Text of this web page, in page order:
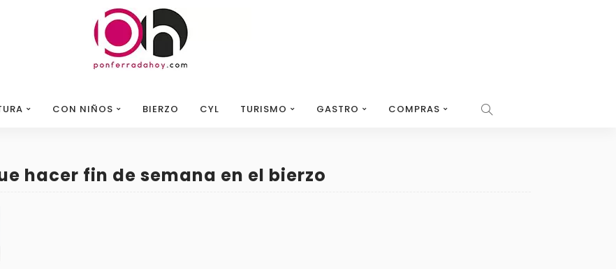
CON NIÑOS BIERZO CYL TURISMO GASTRO COMPRAS
hacer fin de semana en el bierzo